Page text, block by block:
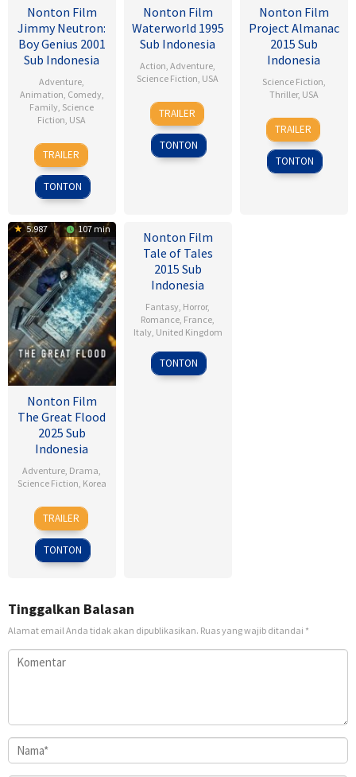
Nonton Film
Jimmy Neutron:
Boy Genius 2001
Sub Indonesia
Adventure,
Animation, Comedy,
Family, Science
Fiction, USA
14
Dec
2001
John
A.
Davis
TRAILER
TONTON
Nonton Film
Waterworld 1995
Sub Indonesia
Action,Adventure,
Science Fiction, USA
28
Jul
1995
Kevin
Reynolds
TRAILER
TONTON
Nonton Film
Project Almanac
2015 Sub
Indonesia
Science Fiction,
Thriller, USA
28
Jan
2015
Dean
Israelite
TRAILER
TONTON
5.987 107 min
Nonton Film
The Great Flood
2025 Sub
Indonesia
Adventure, Drama,
Science Fiction, Korea
18
Sep
2025
Kim
Byung-
woo
TRAILER
TONTON
Nonton Film
Tale of Tales
2015 Sub
Indonesia
Fantasy, Horror,
Romance, France,
Italy, United Kingdom
Matteo
Garrone
TONTON
Tinggalkan Balasan
Alamat email Anda tidak akan dipublikasikan. Ruas yang wajib ditandai *